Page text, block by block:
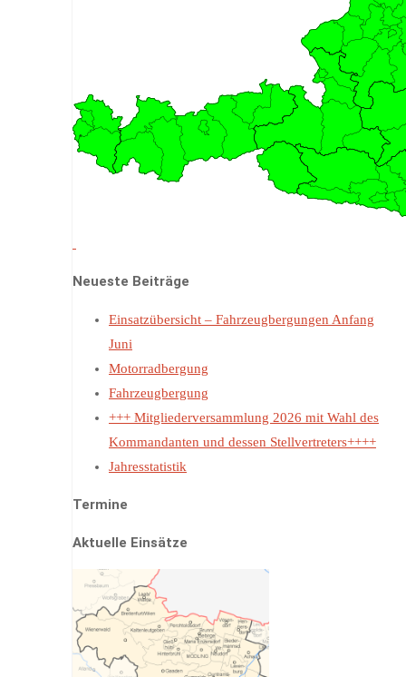
Neueste Beiträge
Einsatzübersicht – Fahrzeugbergungen Anfang
Juni
Motorradbergung
Fahrzeugbergung
+++ Mitgliederversammlung 2026 mit Wahl des
Kommandanten und dessen Stellvertreters++++
Jahresstatistik
Termine
Aktuelle Einsätze